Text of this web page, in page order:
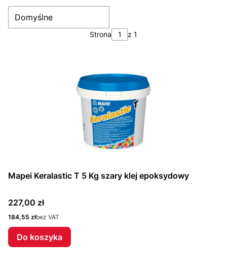
Domyślne
Strona z 1
Mapei Keralastic T 5 Kg szary klej epoksydowy
Cena
227,00 zł
Cena
184,55 złbez VAT
Do koszyka